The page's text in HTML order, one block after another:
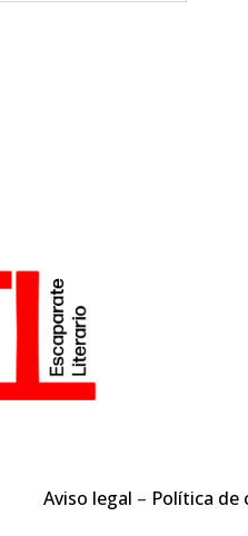
Aviso legal – Política de